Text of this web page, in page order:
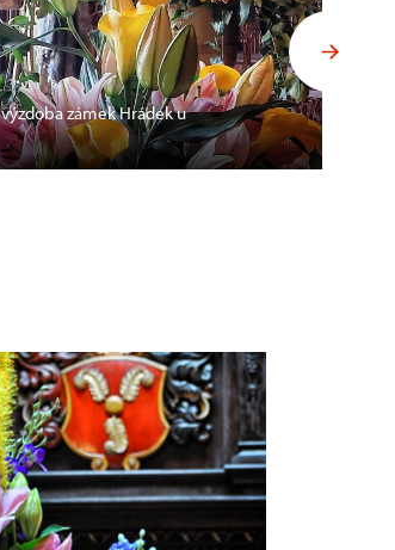
zámek Hrádek u